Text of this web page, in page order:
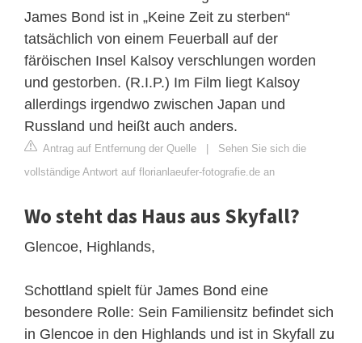
James Bond ist in „Keine Zeit zu sterben“
tatsächlich von einem Feuerball auf der
färöischen Insel Kalsoy verschlungen worden
und gestorben. (R.I.P.) Im Film liegt Kalsoy
allerdings irgendwo zwischen Japan und
Russland und heißt auch anders.
Antrag auf Entfernung der Quelle | Sehen Sie sich die
vollständige Antwort auf florianlaeufer-fotografie.de an
Wo steht das Haus aus Skyfall?
Glencoe, Highlands,
Schottland spielt für James Bond eine
besondere Rolle: Sein Familiensitz befindet sich
in Glencoe in den Highlands und ist in Skyfall zu